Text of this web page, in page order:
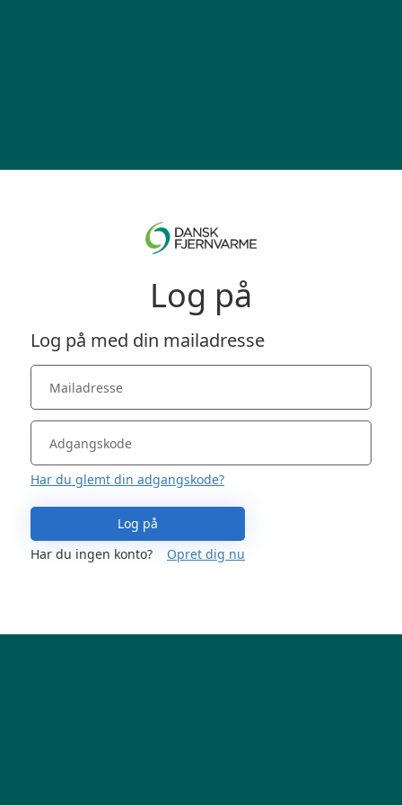
Log på
Log på med din mailadresse
Har du glemt din adgangskode?
Log på
Har du ingen konto?
Opret dig nu